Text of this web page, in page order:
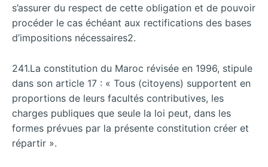
s’assurer du respect de cette obligation et de pouvoir
procéder le cas échéant aux rectifications des bases
d’impositions nécessaires2.
241.La constitution du Maroc révisée en 1996, stipule
dans son article 17 : « Tous (citoyens) supportent en
proportions de leurs facultés contributives, les
charges publiques que seule la loi peut, dans les
formes prévues par la présente constitution créer et
répartir ».